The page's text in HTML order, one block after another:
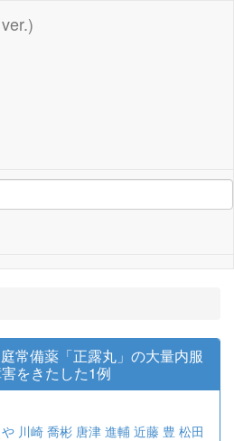
常備薬「正露丸」の大量内服
をきたした1例
川崎 喬彬 唐津 進輔 近藤 豊 松田